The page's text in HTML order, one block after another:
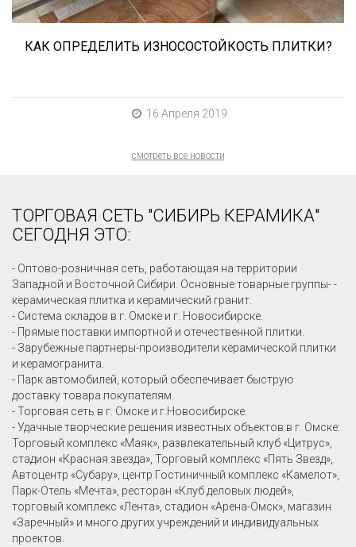
КАК ОПРЕДЕЛИТЬ ИЗНОСОСТОЙКОСТЬ ПЛИТКИ?
16 Апреля 2019
смотреть все новости
ТОРГОВАЯ СЕТЬ "СИБИРЬ КЕРАМИКА"
СЕГОДНЯ ЭТО:
- Оптово-розничная сеть, работающая на территории
Западной и Восточной Сибири. Основные товарные группы- -
керамическая плитка и керамический гранит.
- Система складов в г. Омске и г. Новосибирске.
- Прямые поставки импортной и отечественной плитки.
- Зарубежные партнеры-производители керамической плитки
и керамогранита.
- Парк автомобилей, который обеспечивает быструю
доставку товара покупателям.
- Торговая сеть в г. Омске и г.Новосибирске.
- Удачные творческие решения известных объектов в г. Омске:
Торговый комплекс «Маяк», развлекательный клуб «Цитрус»,
стадион «Красная звезда», Торговый комплекс «Пять Звезд»,
Автоцентр «Субару», центр Гостиничный комплекс «Камелот»,
Парк-Отель «Мечта», ресторан «Клуб деловых людей»,
торговый комплекс «Лента», стадион «Арена-Омск», магазин
«Заречный» и много других учреждений и индивидуальных
проектов.